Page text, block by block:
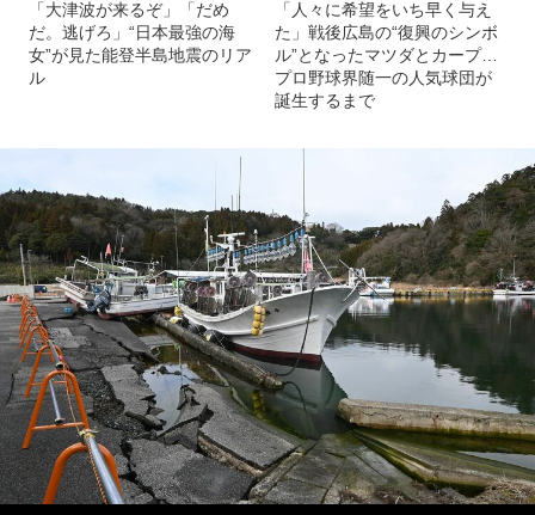
「大津波が来るぞ」「だめ
だ。逃げろ」“日本最強の海
女”が見た能登半島地震のリア
ル
「人々に希望をいち早く与え
た」戦後広島の“復興のシンボ
ル”となったマツダとカープ…
プロ野球界随一の人気球団が
誕生するまで